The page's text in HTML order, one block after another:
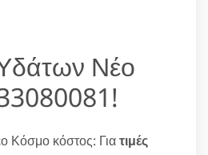
Νέο
Κόσμο κόστος: Γιατιμές